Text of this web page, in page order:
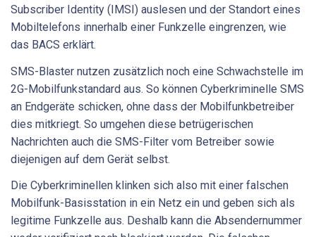
Subscriber Identity (IMSI) auslesen und der Standort eines
Mobiltelefons innerhalb einer Funkzelle eingrenzen, wie
das BACS erklärt.
SMS-Blaster nutzen zusätzlich noch eine Schwachstelle im
2G-Mobilfunkstandard aus. So können Cyberkriminelle SMS
an Endgeräte schicken, ohne dass der Mobilfunkbetreiber
dies mitkriegt. So umgehen diese betrügerischen
Nachrichten auch die SMS-Filter vom Betreiber sowie
diejenigen auf dem Gerät selbst.
Die Cyberkriminellen klinken sich also mit einer falschen
Mobilfunk-Basisstation in ein Netz ein und geben sich als
legitime Funkzelle aus. Deshalb kann die Absendernummer